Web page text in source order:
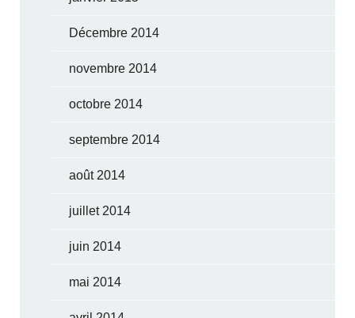
Décembre 2014
novembre 2014
octobre 2014
septembre 2014
août 2014
juillet 2014
juin 2014
mai 2014